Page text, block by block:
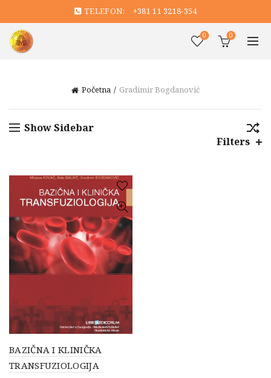
TELEFON: +381 11 3218-354
0 0
Početna Gradimir Bogdanović
Show Sidebar
Filters
BAZIČNA I KLINIČKA
TRANSFUZIOLOGIJA